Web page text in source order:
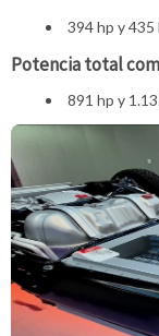
394 hp y 435
Potencia total
891 hp y